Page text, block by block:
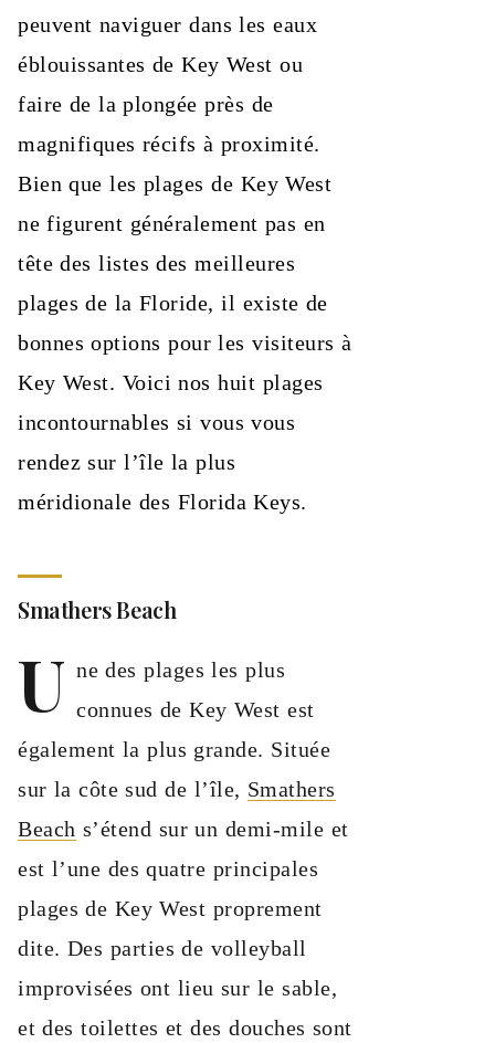
peuvent naviguer dans les eaux
éblouissantes de Key West ou
faire de la plongée près de
magnifiques récifs à proximité.
Bien que les plages de Key West
ne figurent généralement pas en
tête des listes des meilleures
plages de la Floride, il existe de
bonnes options pour les visiteurs à
Key West. Voici nos huit plages
incontournables si vous vous
rendez sur l’île la plus
méridionale des Florida Keys.
Smathers Beach
U ne des plages les plus
connues de Key West est
également la plus grande. Située
sur la côte sud de l’île, Smathers
Beach s’étend sur un demi-mile et
est l’une des quatre principales
plages de Key West proprement
dite. Des parties de volleyball
improvisées ont lieu sur le sable,
et des toilettes et des douches sont